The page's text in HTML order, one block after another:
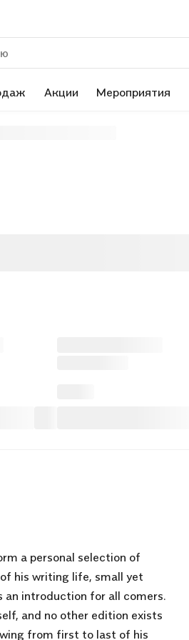
Акции Мероприятия
a personal selection of
his writing life, small yet
an introduction for all comers.
and no other edition exists
from first to last of his